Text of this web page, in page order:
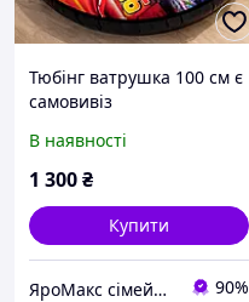
Тюбінг ватрушка 100 см є
самовивіз
В наявності
1 300₴
Купити
ЯроМакс сімейний магазин 90%